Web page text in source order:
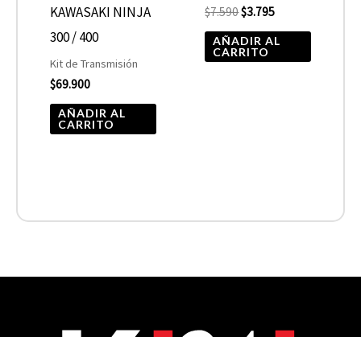
KAWASAKI NINJA
300 / 400
Kit de Transmisión
$69.900
AÑADIR AL
CARRITO
$7.590$3.795
AÑADIR AL
CARRITO